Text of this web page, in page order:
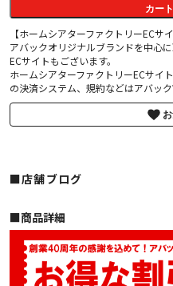
カー
【ホームシアターファクトリーECサ
アバックオリジナルブランドを中心
ECサイトもございます。
ホームシアターファクトリーECサイ
の決済システム、規約などはアバック
■店舗ブログ
■︎商品詳細